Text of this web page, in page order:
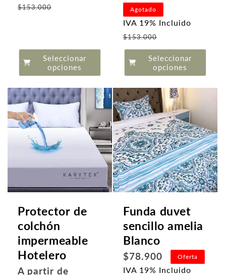
$153.000
Seleccionar
opciones
habitual
Agotado
IVA 19% Incluido
$153.000
de
oferta
Seleccionar
opciones
Protector de
colchón
impermeable
Hotelero
Precio
A partir de
Funda duvet
sencillo amelia
Blanco
Precio
habitual
$78.900 Oferta
IVA 19% Incluido